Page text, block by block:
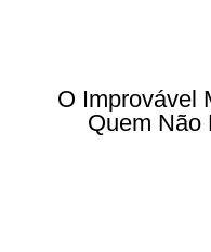
O Improvável
Quem Não